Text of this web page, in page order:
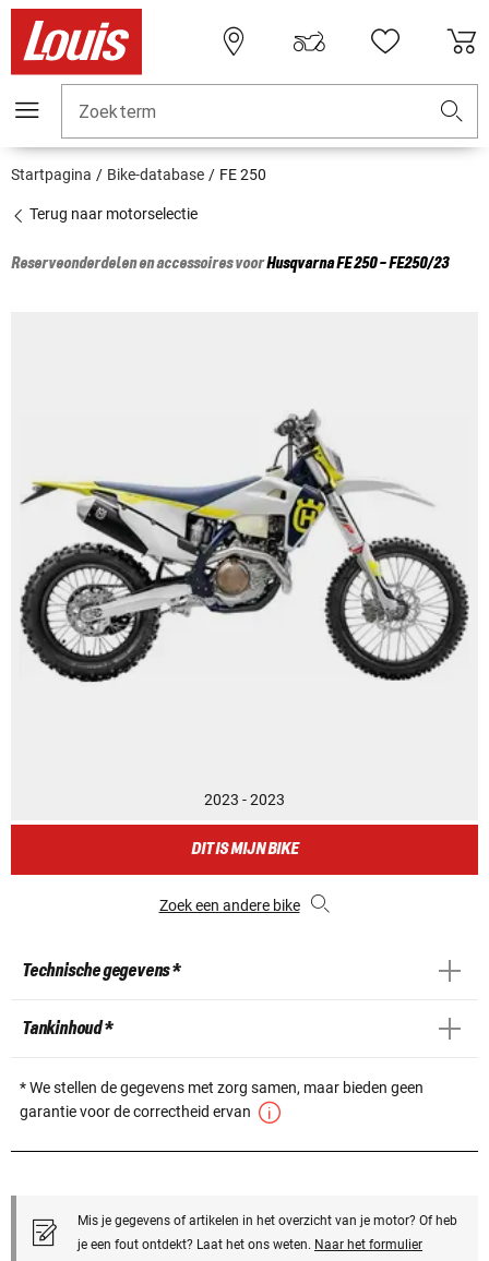
Zoekterm
Startpagina Bike-database FE 250
Terug naar motorselectie
Reserveonderdelen en accessoires voorHusqvarnaFE 250 - FE250/23
2023 - 2023
DIT IS MIJN BIKE
Zoek een andere bike
Technische gegevens *
Tankinhoud *
* We stellen de gegevens met zorg samen, maar bieden geen
garantie voor de correctheid ervan
Mis je gegevens of artikelen in het overzicht van je motor? Of heb
je een fout ontdekt? Laat het ons weten. Naar het formulier